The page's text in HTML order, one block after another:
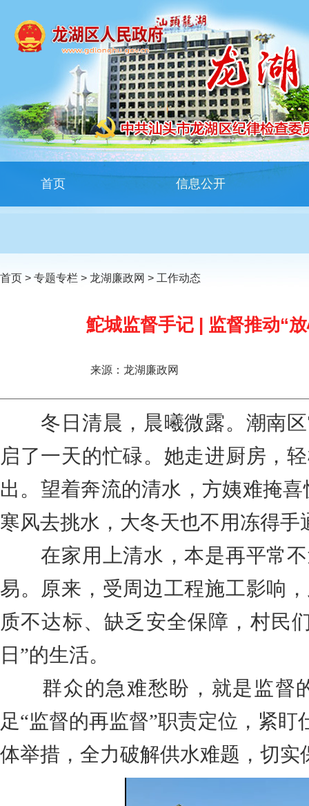
首页 信息公开
首页 > 专题专栏 > 龙湖廉政网 > 工作动态
鮀城监督手记 | 监督推动“
来源：龙湖廉政网
冬日清晨，晨曦微露。潮南区
启了一天的忙碌。她走进厨房，
出。望着奔流的清水，方姨难掩
寒风去挑水，大冬天也不用冻得
在家用上清水，本是再平常
易。原来，受周边工程施工影响
质不达标、缺乏安全保障，村民
日”的生活。
群众的急难愁盼，就是监督
足“监督的再监督”职责定位，紧
体举措，全力破解供水难题，切实